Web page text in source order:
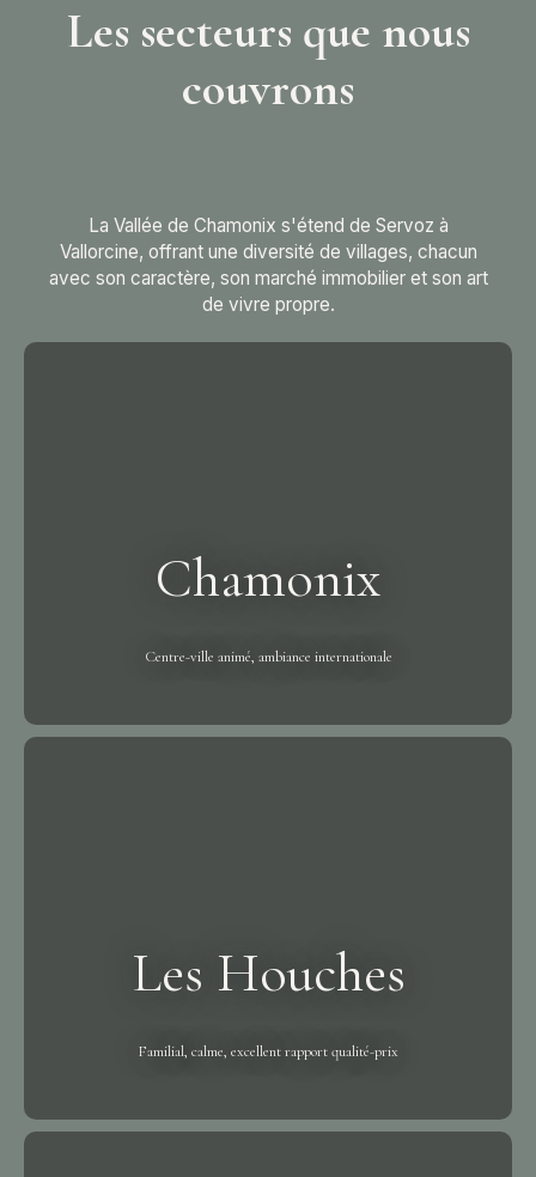
Les secteurs que nous
couvrons
La Vallée de Chamonix s'étend de Servoz à
Vallorcine, offrant une diversité de villages, chacun
avec son caractère, son marché immobilier et son art
de vivre propre.
Chamonix
Centre-ville animé, ambiance internationale
Les Houches
Familial, calme, excellent rapport qualité-prix